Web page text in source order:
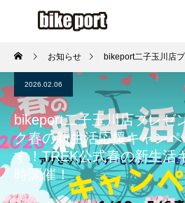
お知らせ bikeport二子玉川店プレゼンツ『TREKトレック春の新生活応
2026.02.06
bikeport二子玉川店プレゼ
ク春の新生活応援キャンペ
す！TREK公式春の新生活
時開催！